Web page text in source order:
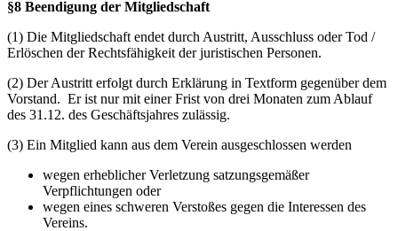
§8 Beendigung der Mitgliedschaft
(1) Die Mitgliedschaft endet durch Austritt, Ausschluss oder Tod /
Erlöschen der Rechtsfähigkeit der juristischen Personen.
(2) Der Austritt erfolgt durch Erklärung in Textform gegenüber dem
Vorstand. Er ist nur mit einer Frist von drei Monaten zum Ablauf
des 31.12. des Geschäftsjahres zulässig.
(3) Ein Mitglied kann aus dem Verein ausgeschlossen werden
wegen erheblicher Verletzung satzungsgemäßer
Verpflichtungen oder
wegen eines schweren Verstoßes gegen die Interessen des
Vereins.